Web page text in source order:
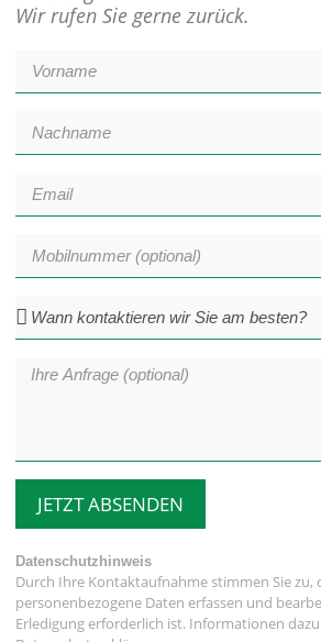
Wir rufen Sie gerne zurück.
JETZT ABSENDEN
Datenschutzhinweis
Durch Ihre Kontaktaufnahme stimmen Sie zu,
personenbezogene Daten erfassen und
Erledigung erforderlich ist. Informationen